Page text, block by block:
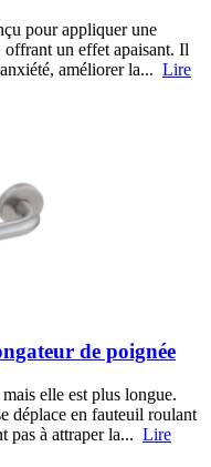
pour appliquer une
un effet apaisant. Il
améliorer la... Lire
de poignée
elle est plus longue.
déplace en fauteuil roulant
pas à attraper la... Lire